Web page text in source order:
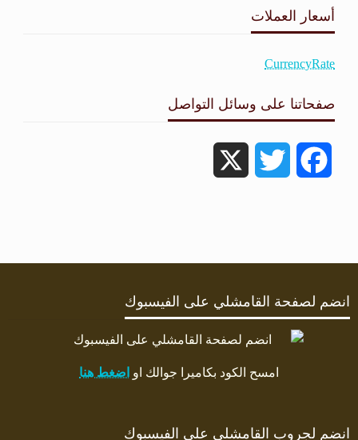
أسعار العملات
CurrencyRate
صفحاتنا على وسائل التواصل
Facebook
Twitter
انضم لصفحة القامشلي على الفيسبوك
امسح الكود بكاميرا جوالك او اضغط هنا
انضم لجروب القامشلي على الفيسبوك